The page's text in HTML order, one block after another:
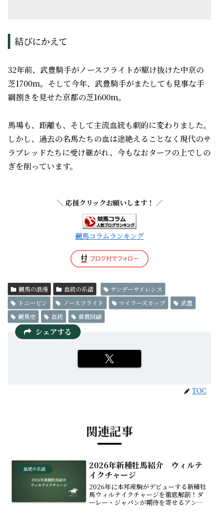
結びにかえて
32年前、武豊騎手がノースフライトが駆け抜けた中京の
芝1700m。そして今年、武豊騎手がまたしても見事な手
綱捌きを見せた京都の芝1600m。
馬場も、距離も、そして主流血統も劇的に変わりました。
しかし、過去の名馬たちの血は途絶えることなく現代のサ
ラブレッドたちに受け継がれ、今もなおターフの上でしの
ぎを削っています。
＼ 応援クリックお願いします！ ／
競馬コラムランキング
競馬の浪漫 血統の系譜
サンデーサイレンス
トニービン
ノースフライト マイラーズカップ
武豊
競馬史
血統 重賞回顧
シェアする
TOC
関連記事
血統の系譜
2026年新種牡馬紹介 ウィルテ
イクチャージ
2026年に本邦産駒がデビューする新種牡
馬ウィルテイクチャージを徹底解剖！ダ
ーレー・ジャパンが期待を寄せるアンブ